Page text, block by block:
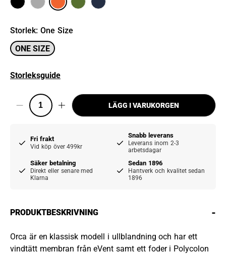
Storlek: One Size
ONE SIZE
Storleksguide
LÄGG I VARUKORGEN
Fri frakt
Vid köp över 499kr
Snabb leverans
Leverans inom 2-3
arbetsdagar
Säker betalning
Direkt eller senare med
Klarna
Sedan 1896
Hantverk och kvalitet sedan
1896
PRODUKTBESKRIVNING -
Orca är en klassisk modell i ullblandning och har ett
vindtätt membran från eVent samt ett foder i Polycolon